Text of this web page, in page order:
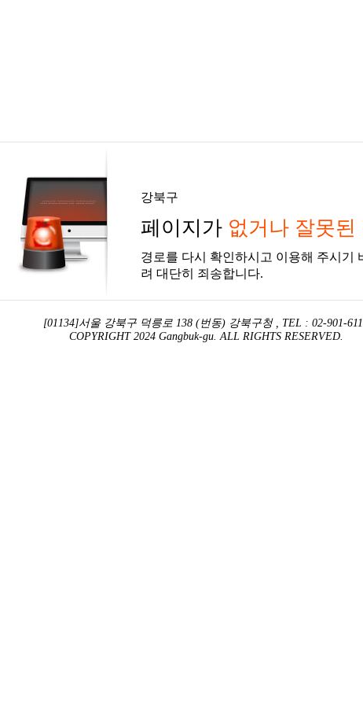
강북구
페이지가 없거나 잘못된
경로를 다시 확인하시고 이용해 주시기
려 대단히 죄송합니다.
[01134]서울 강북구 덕릉로 138 (번동) 강북구청 , TEL : 02-901-
COPYRIGHT 2024 Gangbuk-gu. ALL RIGHTS RESERVED.